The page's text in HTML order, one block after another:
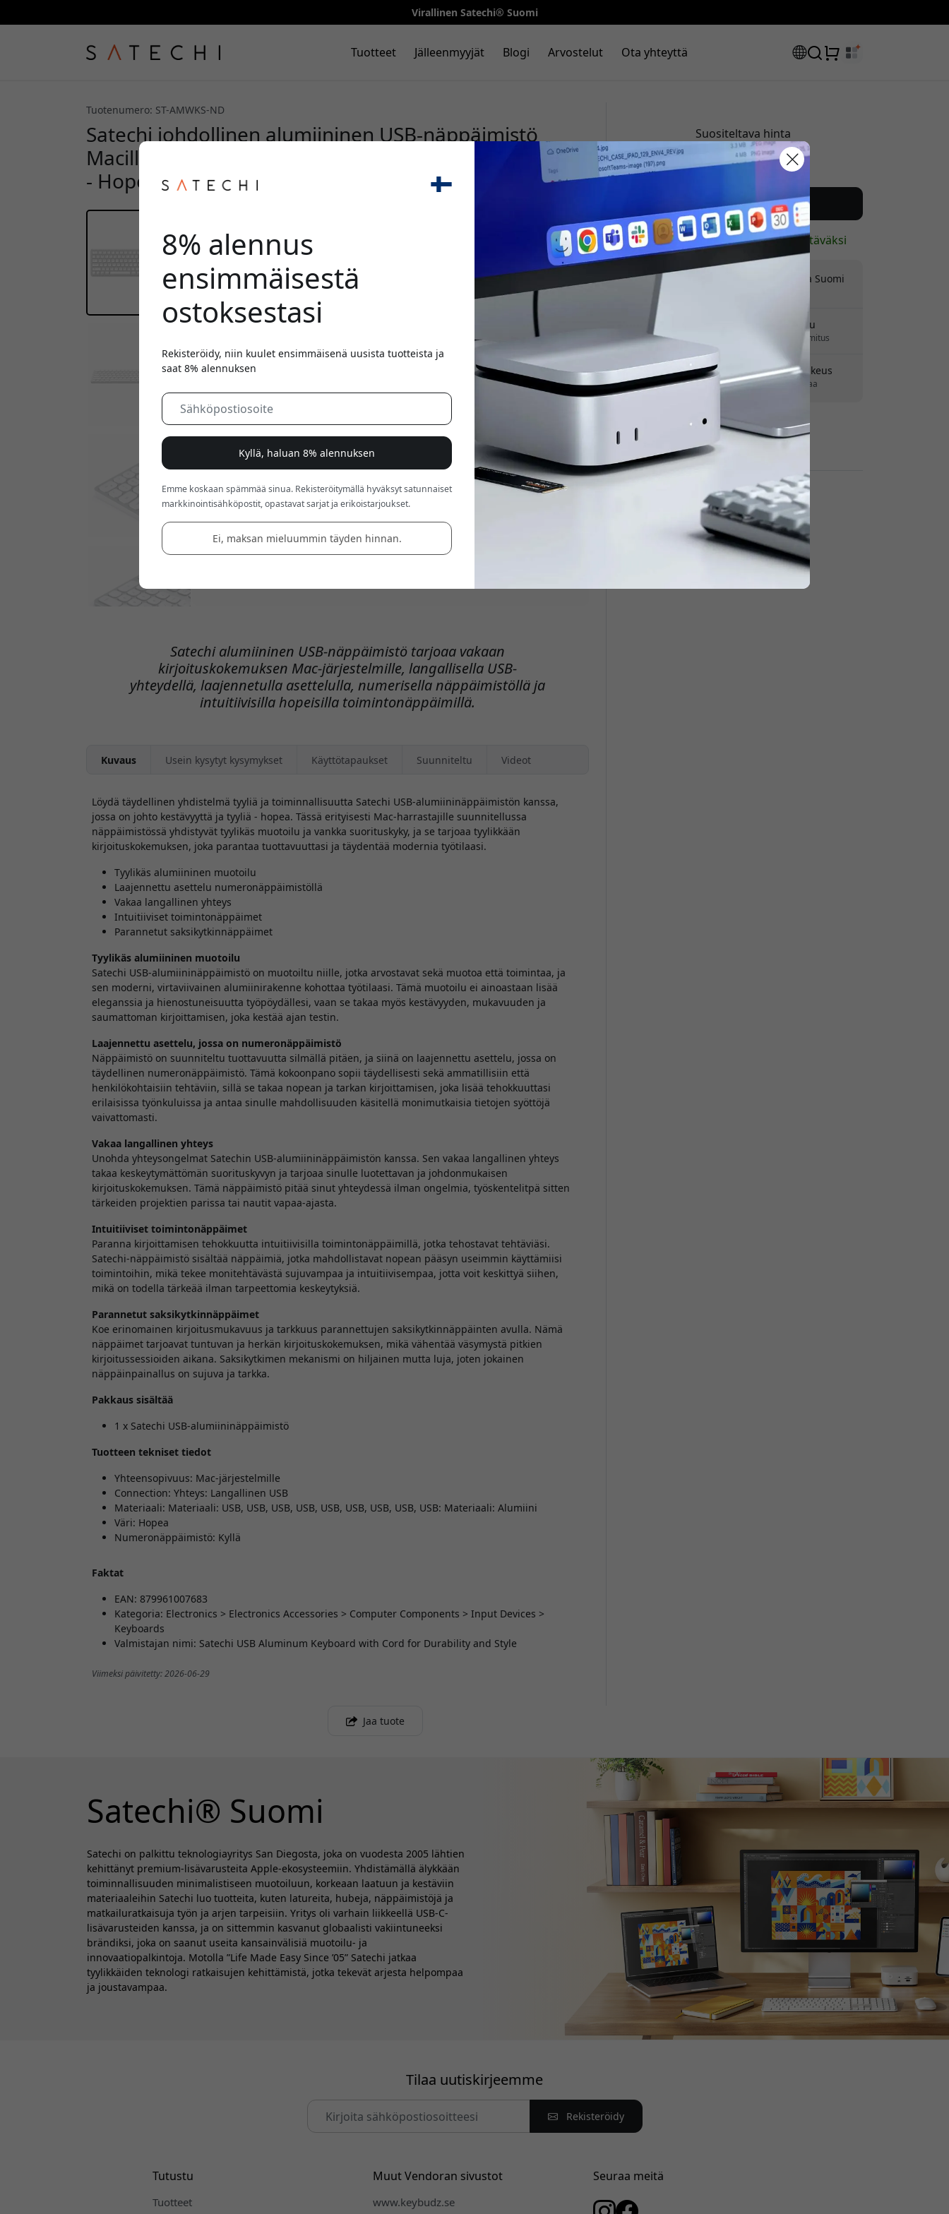
Virallinen Satechi® Suomi
Tuotteet Jälleenmyyjät Blogi Arvostelut Ota yhteyttä
Tuotenumero: ST-AMWKS-ND
Satechi johdollinen alumiininen USB-näppäimistö
Macille, numeronäppäimistöllä ja toimintonäppäimillä
- Hopea
Satechi alumiininen USB-näppäimistö tarjoaa vakaan
kirjoituskokemuksen Mac-järjestelmille, langallisella USB-
yhteydellä, laajennetulla asettelulla, numerisella näppäimistöllä ja
intuitiivisilla hopeisilla toimintonäppäimillä.
Kuvaus Usein kysytyt kysymykset Käyttötapaukset Suunniteltu Videot
Löydä täydellinen yhdistelmä tyyliä ja toiminnallisuutta Satechi USB-alumiininäppäimistön kanssa,
jossa on johto kestävyyttä ja tyyliä - hopea. Tässä erityisesti Mac-harrastajille suunnitellussa
näppäimistössä yhdistyvät tyylikäs muotoilu ja vankka suorituskyky, ja se tarjoaa tyylikkään
kirjoituskokemuksen, joka parantaa tuottavuuttasi ja täydentää modernia työtilaasi.
Tyylikäs alumiininen muotoilu
Laajennettu asettelu numeronäppäimistöllä
Vakaa langallinen yhteys
Intuitiiviset toimintonäppäimet
Parannetut saksikytkinnäppäimet
Tyylikäs alumiininen muotoilu
Satechi USB-alumiininäppäimistö on muotoiltu niille, jotka arvostavat sekä muotoa että toimintaa, ja
sen moderni, virtaviivainen alumiinirakenne kohottaa työtilaasi. Tämä muotoilu ei ainoastaan lisää
eleganssia ja hienostuneisuutta työpöydällesi, vaan se takaa myös kestävyyden, mukavuuden ja
saumattoman kirjoittamisen, joka kestää ajan testin.
Laajennettu asettelu, jossa on numeronäppäimistö
Näppäimistö on suunniteltu tuottavuutta silmällä pitäen, ja siinä on laajennettu asettelu, jossa on
täydellinen numeronäppäimistö. Tämä kokoonpano sopii täydellisesti sekä ammatillisiin että
henkilökohtaisiin tehtäviin, sillä se takaa nopean ja tarkan kirjoittamisen, joka lisää tehokkuuttasi
erilaisissa työnkuluissa ja antaa sinulle mahdollisuuden käsitellä monimutkaisia tietojen syöttöjä
vaivattomasti.
Vakaa langallinen yhteys
Unohda yhteysongelmat Satechin USB-alumiininäppäimistön kanssa. Sen vakaa langallinen yhteys
takaa keskeytymättömän suorituskyvyn ja tarjoaa sinulle luotettavan ja johdonmukaisen
kirjoituskokemuksen. Tämä näppäimistö pitää sinut yhteydessä ilman ongelmia, työskentelitpä sitten
tärkeiden projektien parissa tai nautit vapaa-ajasta.
Intuitiiviset toimintonäppäimet
Paranna kirjoittamisen tehokkuutta intuitiivisilla toimintonäppäimillä, jotka tehostavat tehtäviäsi.
Satechi-näppäimistö sisältää näppäimiä, jotka mahdollistavat nopean pääsyn useimmin käyttämiisi
toimintoihin, mikä tekee monitehtävästä sujuvampaa ja intuitiivisempaa, jotta voit keskittyä siihen,
mikä on todella tärkeää ilman tarpeettomia keskeytyksiä.
Parannetut saksikytkinnäppäimet
Koe erinomainen kirjoitusmukavuus ja tarkkuus parannettujen saksikytkinnäppäinten avulla. Nämä
näppäimet tarjoavat tuntuvan ja herkän kirjoituskokemuksen, mikä vähentää väsymystä pitkien
kirjoitussessioiden aikana. Saksikytkimen mekanismi on hiljainen mutta luja, joten jokainen
näppäinpainallus on sujuva ja tarkka.
Pakkaus sisältää
1 x Satechi USB-alumiininäppäimistö
Tuotteen tekniset tiedot
Yhteensopivuus: Mac-järjestelmille
Connection: Yhteys: Langallinen USB
Materiaali: Materiaali: USB, USB, USB, USB, USB, USB, USB, USB, USB: Materiaali: Alumiini
Väri: Hopea
Numeronäppäimistö: Kyllä
Faktat
EAN: 879961007683
Kategoria: Electronics > Electronics Accessories > Computer Components > Input Devices >
Keyboards
Valmistajan nimi: Satechi USB Aluminum Keyboard with Cord for Durability and Style
Viimeksi päivitetty: 2026-06-29
Suositeltava hinta
59.99 EUR
Osta nyt
Varastossa - valmiina lähetettäväksi
Ilmainen toimitus alueella Suomi
Toimitus 7-11 elokuu
Nopea ja jäljitettävä toimitus
30 päivän palautusoikeus
Helppo palautus - ei vaivaa
Turvalliset maksut salauksella
Jälleenmyyjät:
Jaa tuote
Satechi® Suomi
Satechi on palkittu teknologiayritys San Diegosta, joka on vuodesta 2005 lähtien
kehittänyt premium-lisävarusteita Apple-ekosysteemiin. Yhdistämällä älykkään
toiminnallisuuden minimalistiseen muotoiluun, korkeaan laatuun ja kestäviin
materiaaleihin Satechi luo tuotteita, kuten latureita, hubeja, näppäimistöjä ja
matkailuratkaisuja työn ja arjen tarpeisiin. Yritys oli varhain liikkeellä USB-C-
lisävarusteiden kanssa, ja on sittemmin kasvanut globaalisti vakiintuneeksi
brändiksi, joka on saanut useita kansainvälisiä muotoilu- ja
innovaatiopalkintoja. Motolla ”Life Made Easy Since ’05” Satechi jatkaa
tyylikkäiden teknologi ratkaisujen kehittämistä, jotka tekevät arjesta helpompaa
ja joustavampaa.
Tilaa uutiskirjeemme
Rekisteröidy
Tutustu
Tuotteet
Muut Vendoran sivustot
www.keybudz.se
Seuraa meitä
8% alennus
ensimmäisestä
ostoksestasi
Rekisteröidy, niin kuulet ensimmäisenä uusista tuotteista ja
saat 8% alennuksen
Kyllä, haluan 8% alennuksen
Emme koskaan spämmää sinua. Rekisteröitymällä hyväksyt satunnaiset
markkinointisähköpostit, opastavat sarjat ja erikoistarjoukset.
Ei, maksan mieluummin täyden hinnan.
🎉 Alennuskoodisi:
Käytä tätä koodia kassalla saadaksesi 8% alennuksen.